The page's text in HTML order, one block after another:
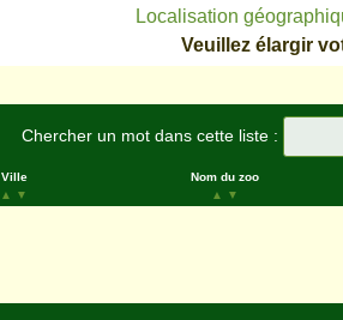
Localisation
Veuillez élargir
Chercher un mot dans cette liste :
Ville
▲
▼
Nom du zoo
▲
▼